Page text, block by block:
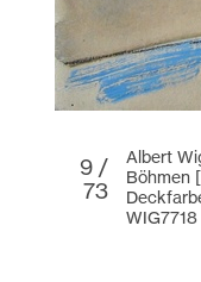
9 /
73
Albert
Böhmen
WIG7718